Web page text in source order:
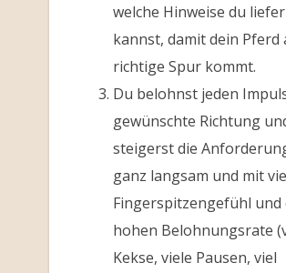
welche Hinweise du
kannst, damit dein Pferd
richtige Spur kommt.
Du belohnst jeden
gewünschte Richtung
steigerst die
ganz langsam und mit
Fingerspitzengefühl und
hohen Belohnungsrate
Kekse, viele Pausen, viel